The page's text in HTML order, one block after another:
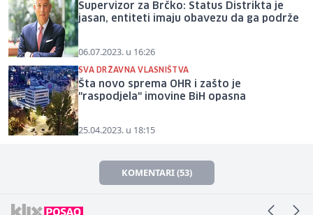
Supervizor za Brčko: Status Distrikta je
jasan, entiteti imaju obavezu da ga podrže
06.07.2023. u 16:26
SVA DRŽAVNA VLASNIŠTVA
Šta novo sprema OHR i zašto je
"raspodjela" imovine BiH opasna
25.04.2023. u 18:15
KOMENTARI (53)